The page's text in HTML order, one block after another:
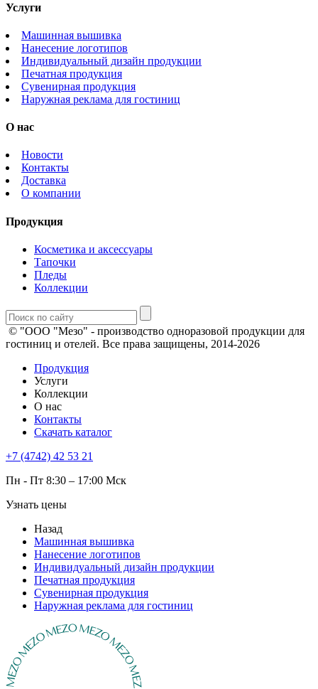
Услуги
Машинная вышивка
Нанесение логотипов
Индивидуальный дизайн продукции
Печатная продукция
Сувенирная продукция
Наружная реклама для гостиниц
О нас
Новости
Контакты
Доставка
О компании
Продукция
Косметика и аксессуары
Тапочки
Пледы
Коллекции
© "ООО "Мезо" - производство одноразовой продукции для
гостиниц и отелей. Все права защищены, 2014-2026
Продукция
Услуги
Коллекции
О нас
Контакты
Скачать каталог
+7 (4742) 42 53 21
Пн - Пт 8:30 – 17:00 Мск
Узнать цены
Назад
Машинная вышивка
Нанесение логотипов
Индивидуальный дизайн продукции
Печатная продукция
Сувенирная продукция
Наружная реклама для гостиниц